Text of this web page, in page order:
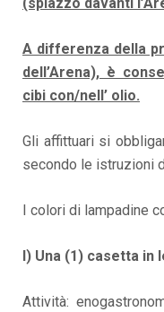
(spiazzo davanti
A differenza della
dell’Arena), è
cibi con/nell’ olio.
Gli affittuari si
secondo le istruzioni
I colori di lampadine
I) Una (1) casetta in
Attività: